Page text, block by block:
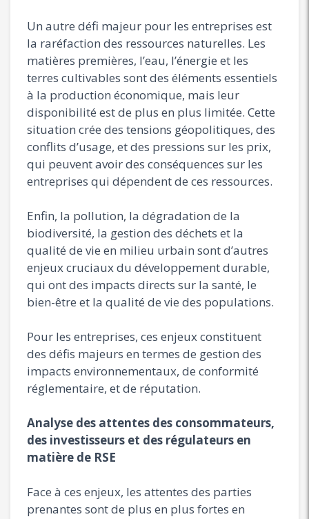
Un autre défi majeur pour les entreprises est
la raréfaction des ressources naturelles. Les
matières premières, l’eau, l’énergie et les
terres cultivables sont des éléments essentiels
à la production économique, mais leur
disponibilité est de plus en plus limitée. Cette
situation crée des tensions géopolitiques, des
conflits d’usage, et des pressions sur les prix,
qui peuvent avoir des conséquences sur les
entreprises qui dépendent de ces ressources.
Enfin, la pollution, la dégradation de la
biodiversité, la gestion des déchets et la
qualité de vie en milieu urbain sont d’autres
enjeux cruciaux du développement durable,
qui ont des impacts directs sur la santé, le
bien-être et la qualité de vie des populations.
Pour les entreprises, ces enjeux constituent
des défis majeurs en termes de gestion des
impacts environnementaux, de conformité
réglementaire, et de réputation.
Analyse des attentes des consommateurs,
des investisseurs et des régulateurs en
matière de RSE
Face à ces enjeux, les attentes des parties
prenantes sont de plus en plus fortes en